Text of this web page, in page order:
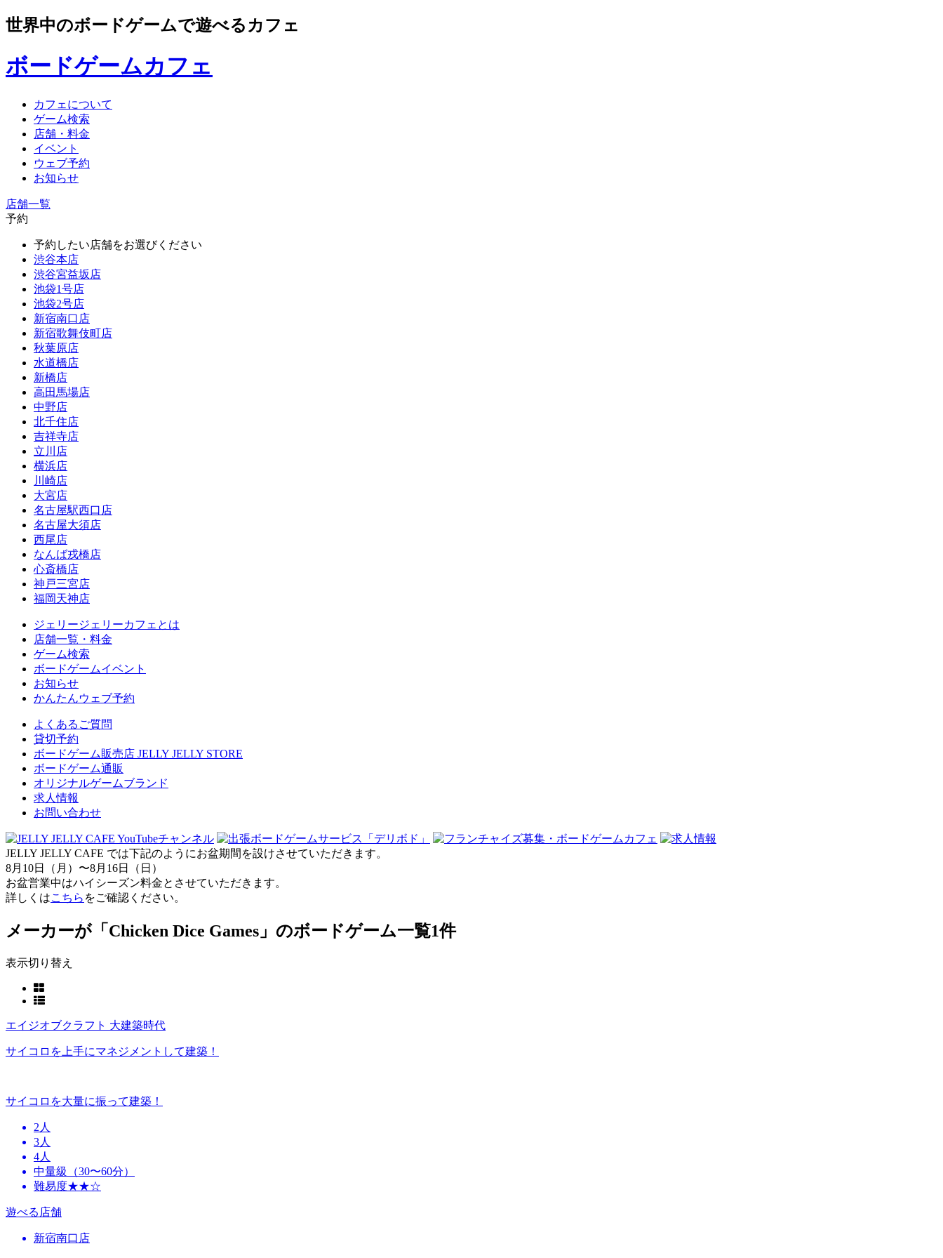
世界中のボードゲームで遊べるカフェ
ボードゲームカフェ
カフェについて
ゲーム検索
店舗・料金
イベント
ウェブ予約
お知らせ
店舗一覧
予約
予約したい店舗をお選びください
渋谷本店
渋谷宮益坂店
池袋1号店
池袋2号店
新宿南口店
新宿歌舞伎町店
秋葉原店
水道橋店
新橋店
高田馬場店
中野店
北千住店
吉祥寺店
立川店
横浜店
川崎店
大宮店
名古屋駅西口店
名古屋大須店
西尾店
なんば戎橋店
心斎橋店
神戸三宮店
福岡天神店
ジェリージェリーカフェとは
店舗一覧・料金
ゲーム検索
ボードゲームイベント
お知らせ
かんたんウェブ予約
よくあるご質問
貸切予約
ボードゲーム販売店 JELLY JELLY STORE
ボードゲーム通販
オリジナルゲームブランド
求人情報
お問い合わせ
JELLY JELLY CAFE では下記のようにお盆期間を設けさせていただきます。
8月10日（月）〜8月16日（日）
お盆営業中はハイシーズン料金とさせていただきます。
詳しくはこちら をご確認ください。
メーカーが「Chicken Dice Games」のボードゲーム一覧1件
表示切り替え
エイジオブクラフト 大建築時代
サイコロを上手にマネジメントして建築！
サイコロを大量に振って建築！
2人
3人
4人
中量級（30〜60分）
難易度★★☆
遊べる店舗
新宿南口店